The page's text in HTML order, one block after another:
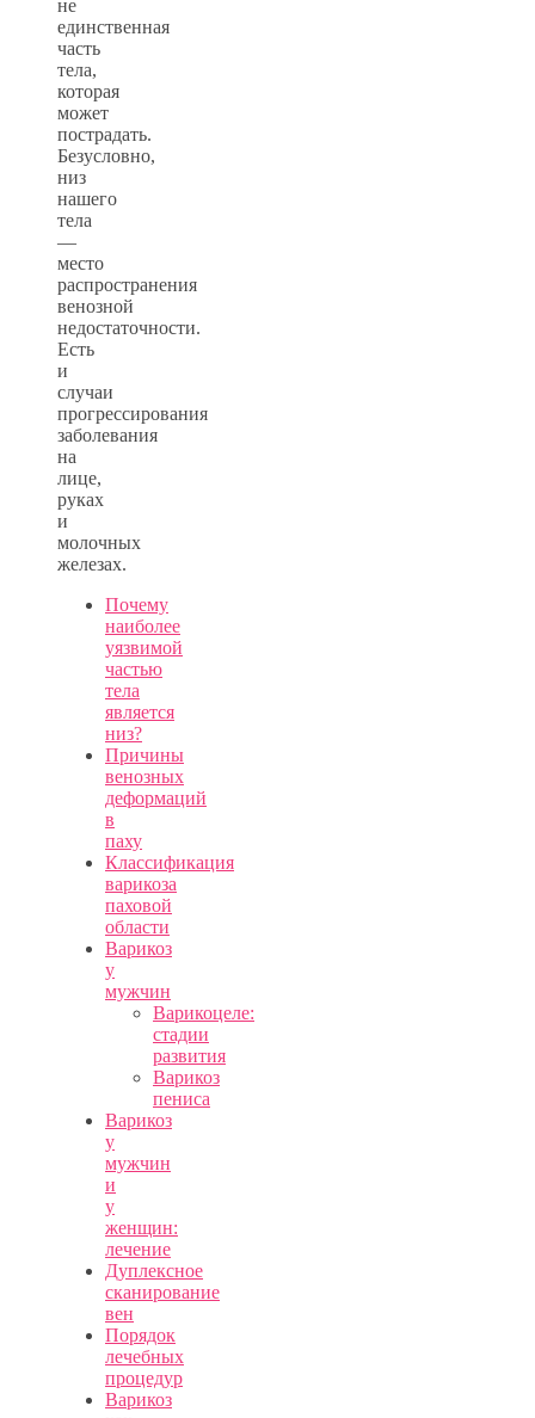
не
единственная
часть
тела,
которая
может
пострадать.
Безусловно,
низ
нашего
тела
—
место
распространения
венозной
недостаточности.
Есть
и
случаи
прогрессирования
заболевания
на
лице,
руках
и
молочных
железах.
Почему
наиболее
уязвимой
частью
тела
является
низ?
Причины
венозных
деформаций
в
паху
Классификация
варикоза
паховой
области
Варикоз
у
мужчин
Варикоцеле:
стадии
развития
Варикоз
пениса
Варикоз
у
мужчин
и
у
женщин:
лечение
Дуплексное
сканирование
вен
Порядок
лечебных
процедур
Варикоз